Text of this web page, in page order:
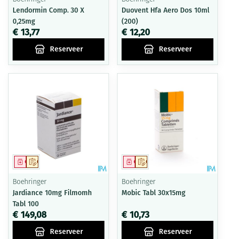
Lendormin Comp. 30 X
0,25mg
€ 13,77
Reserveer
Duovent Hfa Aero Dos 10ml
(200)
€ 12,20
Reserveer
Op voorschrift
Geneesmiddel
Boehringer
Jardiance 10mg Filmomh
Tabl 100
€ 149,08
Reserveer
Op voorschrift
Geneesmiddel
Boehringer
Mobic Tabl 30x15mg
€ 10,73
Reserveer